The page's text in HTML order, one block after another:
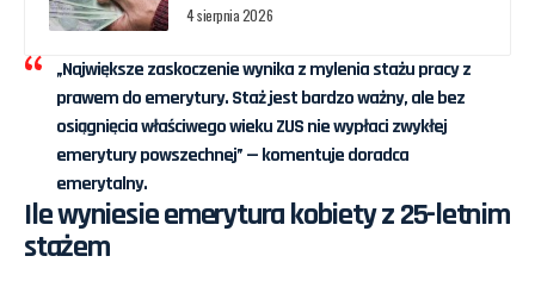
4 sierpnia 2026
„Największe zaskoczenie wynika z mylenia stażu pracy z
prawem do emerytury. Staż jest bardzo ważny, ale bez
osiągnięcia właściwego wieku ZUS nie wypłaci zwykłej
emerytury powszechnej” — komentuje doradca
emerytalny.
Ile wyniesie emerytura kobiety z 25-letnim
stażem